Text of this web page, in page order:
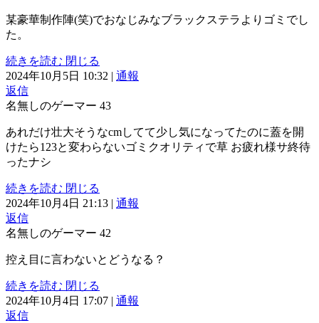
某豪華制作陣(笑)でおなじみなブラックステラよりゴミでし
た。
続きを読む 閉じる
2024年10月5日 10:32 | 通報
返信
名無しのゲーマー 43
あれだけ壮大そうなcmしてて少し気になってたのに蓋を開
けたら123と変わらないゴミクオリティで草 お疲れ様サ終待
ったナシ
続きを読む 閉じる
2024年10月4日 21:13 | 通報
返信
名無しのゲーマー 42
控え目に言わないとどうなる？
続きを読む 閉じる
2024年10月4日 17:07 | 通報
返信